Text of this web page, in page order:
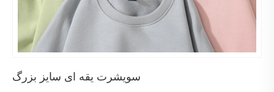
سویشرت یقه ای سایز بزرگ